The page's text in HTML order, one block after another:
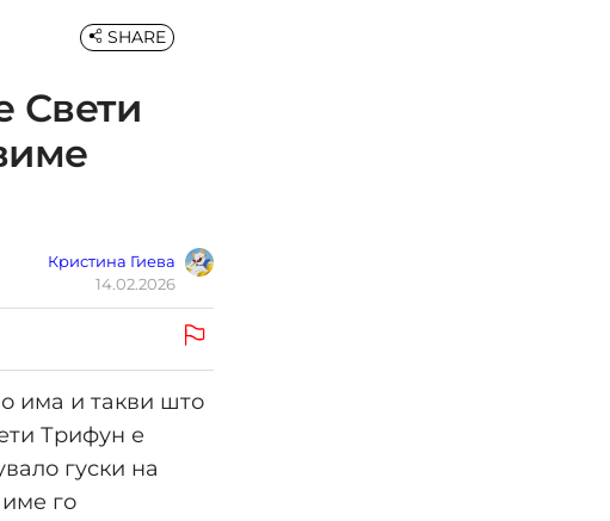
Свети
Кристина Гиева
14.02.2026
SHARE
има и такви што
Трифун е
гуски на
го